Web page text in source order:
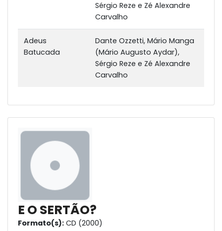
Sérgio Reze e Zé Alexandre
Carvalho
Adeus
Batucada
Dante Ozzetti, Mário Manga
(Mário Augusto Aydar),
Sérgio Reze e Zé Alexandre
Carvalho
E O SERTÃO?
Formato(s): CD (2000)